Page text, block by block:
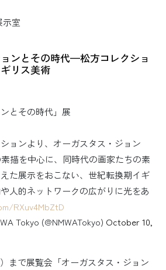
示室
ンとその時代—松方コレクショ
リス美術
とその時代」展
ョンより、オーガスタス・ジョン
素描を中心に、同時代の画家たちの素
た展示をおこない、世紀転換期イギ
人的ネットワークの広がりに光をあ
RXuv4MbZtD
Tokyo (@NMWATokyo) October 10,
まで展覧会「オーガスタス・ジョン